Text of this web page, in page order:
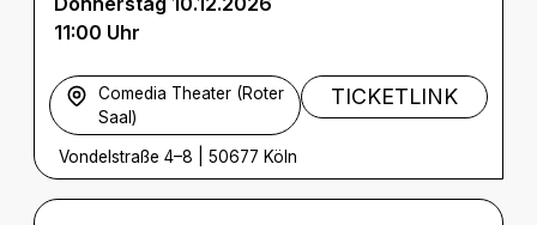
11:00 Uhr
Comedia Theater (Roter
Saal)
Vondelstraße 4–8 50677 Köln
TICKETLINK